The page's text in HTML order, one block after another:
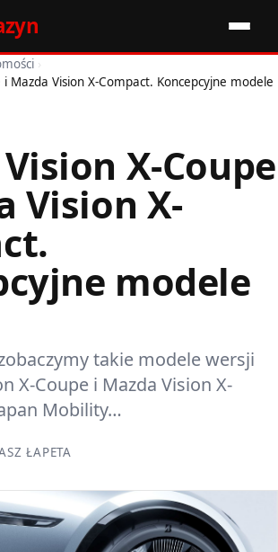
›
i Mazda Vision X-Compact. Koncepcyjne modele
X-Coupe
Vision X-
modele
takie modele wersji
X-Coupe i Mazda Vision X-
Mobility…
ŁAPETA